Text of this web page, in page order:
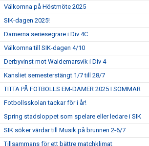
Välkomna på Höstmöte 2025
SIK-dagen 2025!
Damerna seriesegrare i Div 4C
Välkomna till SIK-dagen 4/10
Derbyvinst mot Waldemarsvik i Div 4
Kansliet semesterstängt 1/7 till 28/7
TITTA PÅ FOTBOLLS EM-DAMER 2025 I SOMMAR
Fotbollsskolan tackar för i år!
Spring stadsloppet som spelare eller ledare i SIK
SIK söker värdar till Musik på brunnen 2-6/7
Tillsammans för ett bättre matchklimat